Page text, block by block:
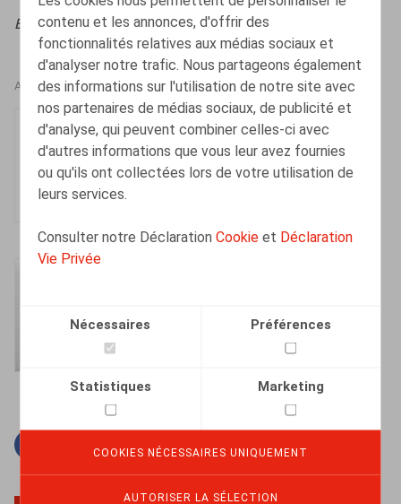
contenu et les annonces, d'offrir des
fonctionnalités relatives aux médias sociaux et
d'analyser notre trafic. Nous partageons également
des informations sur l'utilisation de notre site avec
nos partenaires de médias sociaux, de publicité et
d'analyse, qui peuvent combiner celles-ci avec
d'autres informations que vous leur avez fournies
ou qu'ils ont collectées lors de votre utilisation de
leurs services.
Consulter notre DéclarationCookie et Déclaration
Vie Privée
Nécessaires Préférences
Statistiques Marketing
COOKIES NÉCESSAIRES UNIQUEMENT
AUTORISER LA SÉLECTION
Bull. Ass., 2024, n°1, pp. 12 - 25
AUTEURS
Sarah Cluydts
Senior Associate
LinkedinCourriel